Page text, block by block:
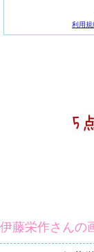
利用規
伊藤栄作さんの